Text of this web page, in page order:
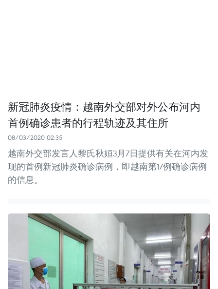
新冠肺炎疫情：越南外交部对外公布河内
首例确诊患者的行程轨迹及其住所
08/03/2020 02:35
越南外交部发言人黎氏秋姮3月7日提供有关在河内发
现的首例新冠肺炎确诊病例，即越南第17例确诊病例
的信息。